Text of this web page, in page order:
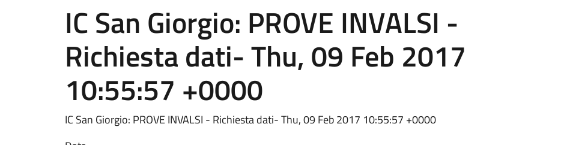
IC San Giorgio: PROVE INVALSI -
Richiesta dati- Thu, 09 Feb 2017
10:55:57 +0000
IC San Giorgio: PROVE INVALSI - Richiesta dati- Thu, 09 Feb 2017 10:55:57 +0000